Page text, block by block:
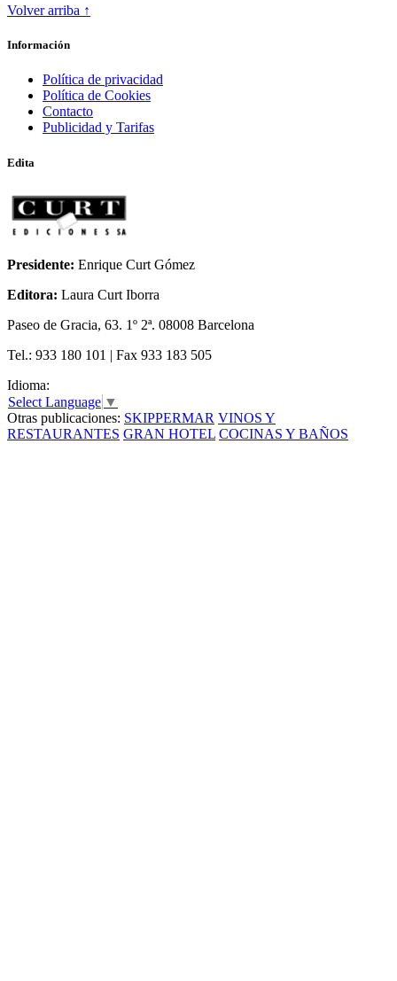
Volver arriba ↑
Información
Política de privacidad
Política de Cookies
Contacto
Publicidad y Tarifas
Edita
Presidente: Enrique Curt Gómez
Editora: Laura Curt Iborra
Paseo de Gracia, 63. 1º 2ª. 08008 Barcelona
Tel.: 933 180 101 | Fax 933 183 505
Idioma:
Select Language ▼
Otras publicaciones: SKIPPERMAR VINOS Y
RESTAURANTES GRAN HOTEL COCINAS Y BAÑOS